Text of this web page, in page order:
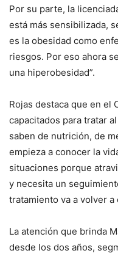
Por su parte, la
está más sensibilizada,
es la obesidad como
riesgos. Por eso ahora
una hiperobesidad”.
Rojas destaca que en el
capacitados para tratar
saben de nutrición, de
empieza a conocer la
situaciones porque
y necesita un
tratamiento va a volver a
La atención que brinda
desde los dos años,